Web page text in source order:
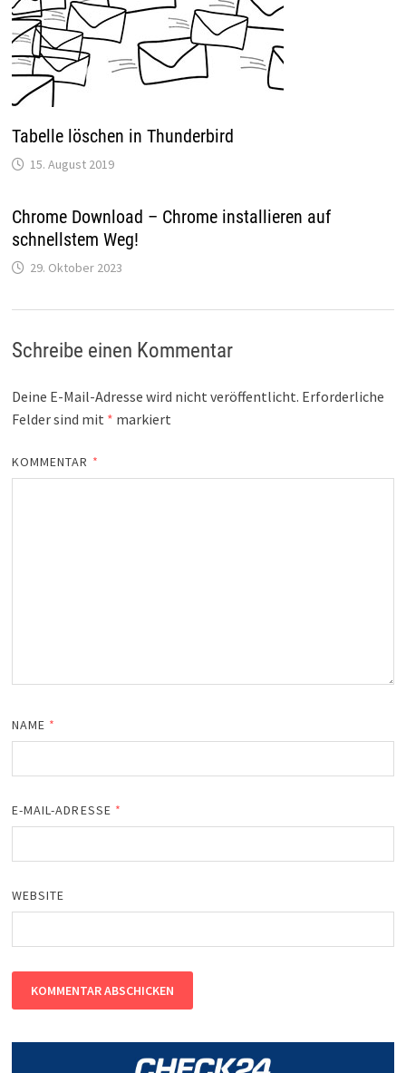
Tabelle löschen in Thunderbird
15. August 2019
Chrome Download – Chrome installieren auf
schnellstem Weg!
29. Oktober 2023
Schreibe einen Kommentar
Deine E-Mail-Adresse wird nicht veröffentlicht. Erforderliche
Felder sind mit * markiert
KOMMENTAR *
NAME *
E-MAIL-ADRESSE *
WEBSITE